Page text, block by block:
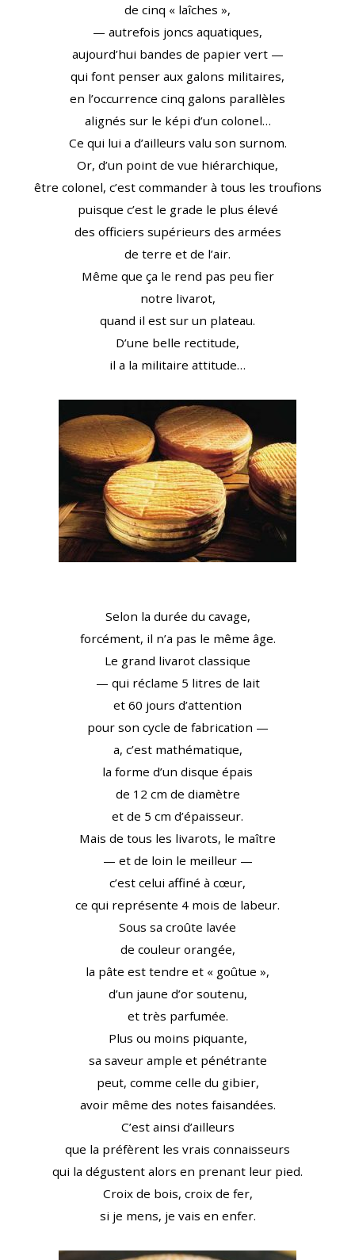
de cinq « laîches »,
— autrefois joncs aquatiques,
aujourd’hui bandes de papier vert —
qui font penser aux galons militaires,
en l’occurrence cinq galons parallèles
alignés sur le képi d’un colonel…
Ce qui lui a d’ailleurs valu son surnom.
Or, d’un point de vue hiérarchique,
être colonel, c’est commander à tous les troufions
puisque c’est le grade le plus élevé
des officiers supérieurs des armées
de terre et de l’air.
Même que ça le rend pas peu fier
notre livarot,
quand il est sur un plateau.
D’une belle rectitude,
il a la militaire attitude…
Selon la durée du cavage,
forcément, il n’a pas le même âge.
Le grand livarot classique
— qui réclame 5 litres de lait
et 60 jours d’attention
pour son cycle de fabrication —
a, c’est mathématique,
la forme d’un disque épais
de 12 cm de diamètre
et de 5 cm d’épaisseur.
Mais de tous les livarots, le maître
— et de loin le meilleur —
c’est celui affiné à cœur,
ce qui représente 4 mois de labeur.
Sous sa croûte lavée
de couleur orangée,
la pâte est tendre et « goûtue »,
d’un jaune d’or soutenu,
et très parfumée.
Plus ou moins piquante,
sa saveur ample et pénétrante
peut, comme celle du gibier,
avoir même des notes faisandées.
C’est ainsi d’ailleurs
que la préfèrent les vrais connaisseurs
qui la dégustent alors en prenant leur pied.
Croix de bois, croix de fer,
si je mens, je vais en enfer.